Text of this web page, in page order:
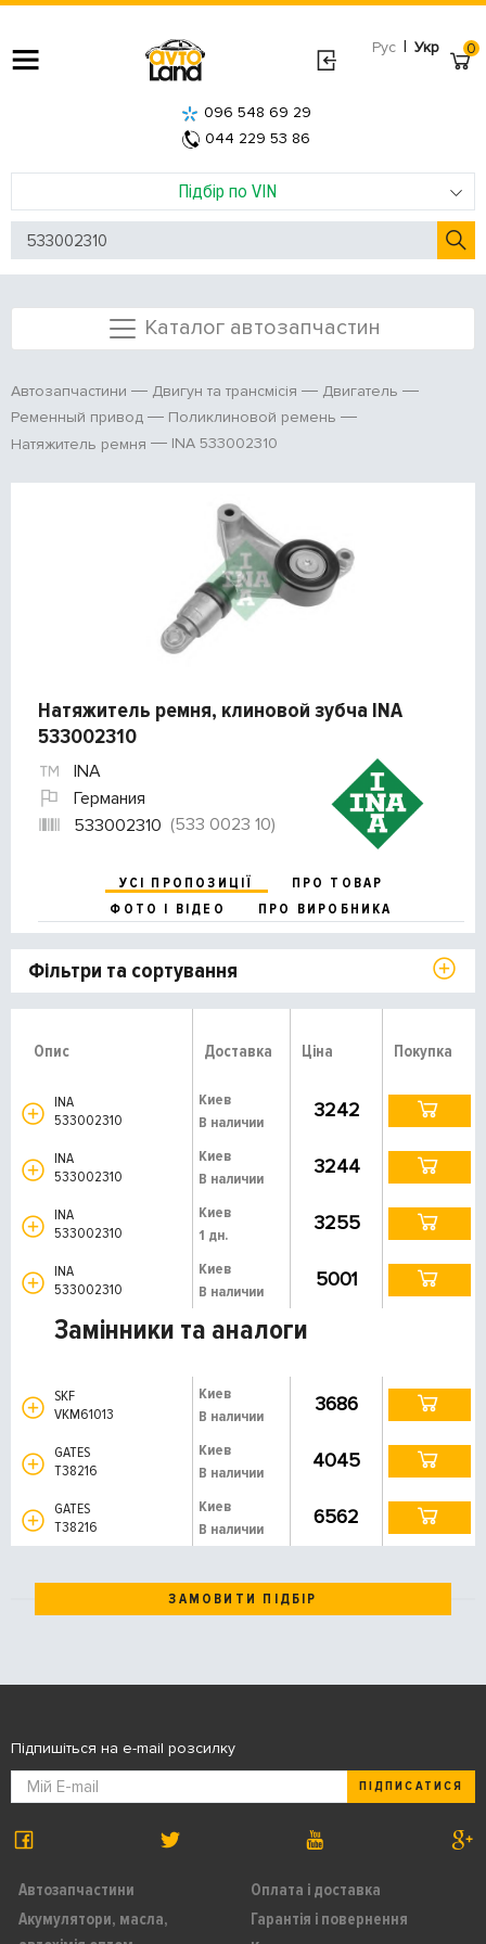
Рус | Укр
Підбір по VIN
096 548 69 29
044 229 53 86
0
Каталог автозапчастин
Автозапчастини Двигун та трансмісія
Двигатель
Ременный привод
Поликлиновой ремень
Натяжитель ремня
INA 533002310
Натяжитель ремня, клиновой зубча INA
533002310
INA
Германия
533002310 (533 0023 10)
УСІ ПРОПОЗИЦІЇ
ПРО ТОВАР
ФОТО І ВІДЕО
ПРО ВИРОБНИКА
Фільтри та сортування
Опис Доставка Ціна Покупка
INA
533002310
Киев
В наличии
3242
INA
533002310
Киев
В наличии
3244
INA
533002310
Киев
1 дн.
3255
INA
533002310
Киев
В наличии
5001
Замінники та аналоги
SKF
VKM61013
Киев
В наличии
3686
GATES
T38216
Киев
В наличии
4045
GATES
T38216
Киев
В наличии
6562
ЗАМОВИТИ ПІДБІР
Автозапчастини
Акумулятори, масла,
Оплата і доставка
Гарантія і повернення
Підпишіться на e-mail розсилку
ПІДПИСАТИСЯ